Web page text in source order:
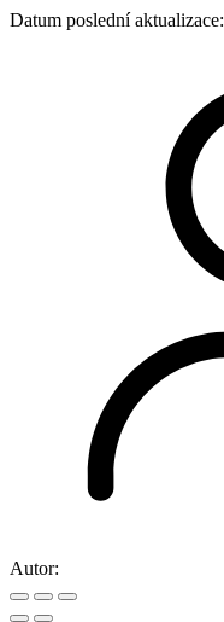
Datum poslední aktualizace:
Autor: